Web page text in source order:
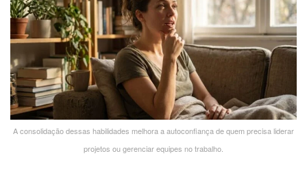
A consolidação dessas habilidades melhora a autoconfiança de quem precisa liderar
projetos ou gerenciar equipes no trabalho.